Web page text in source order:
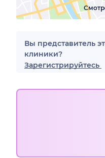
Вы представитель
клиники?
Зарегистрируйтесь